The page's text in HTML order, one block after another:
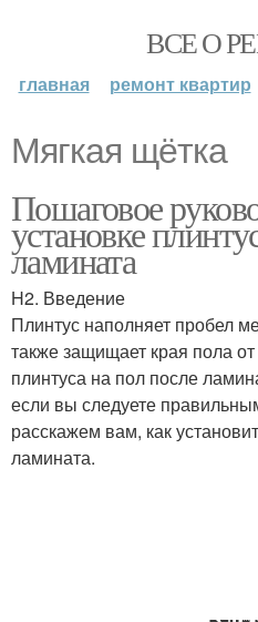
ВСЕ О
главная ремонт квартир
Мягкая щётка
Пошаговое
установке
ламината
H2. Введение
Плинтус наполняет пробел
также защищает края пола
плинтуса на пол после
если вы следуете
расскажем вам, как
ламината.